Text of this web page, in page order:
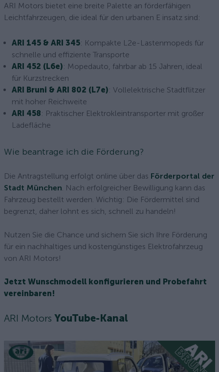
ARI Motors bietet eine breite Palette an förderfähigen
Leichtfahrzeugen, die ideal für den urbanen E insatz sind:
ARI 145 & ARI 345: Kompakte L2e-Lastenmopeds für
schnelle und effiziente Transporte
ARI 452 (L6e): Mopedauto, fahrbar ab 15 Jahren, ideal
für Kurzstrecken
ARI Bruni & ARI 802 (L7e): Vollelektrische Stadtflitzer
mit hoher Reichweite
ARI 458: Praktischer Elektrokleintransporter mit großer
Ladefläche
Wie beantrage ich die Förderung?
Die Antragstellung erfolgt online über das Förderportal der
Stadt München. Nach erfolgreicher Bewilligung kann das
Fahrzeug bestellt werden. Wichtig: Die Fördermittel sind
begrenzt, daher lohnt es sich, schnell zu handeln!
Nutzen Sie die Chance und sichern Sie sich Ihre Förderung
für ein nachhaltiges und kostengünstiges Elektrofahrzeug
von ARI Motors!
Jetzt Wunschmodell konfigurieren und Probefahrt
vereinbaren!
ARI Motors YouTube-Kanal